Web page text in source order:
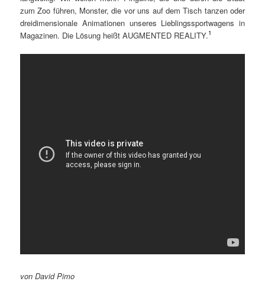
zum Zoo führen, Monster, die vor uns auf dem Tisch tanzen oder
dreidimensionale Animationen unseres Lieblingssportwagens in
Magazinen. Die Lösung heißt AUGMENTED REALITY.1
von David Pimo